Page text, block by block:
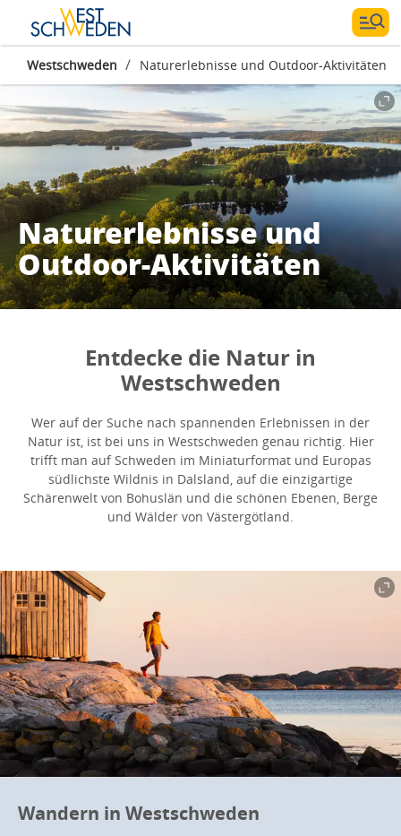
Westschweden / Naturerlebnisse und Outdoor-Aktivitäten
Naturerlebnisse und
Outdoor-Aktivitäten
Entdecke die Natur in
Westschweden
Wer auf der Suche nach spannenden Erlebnissen in der
Natur ist, ist bei uns in Westschweden genau richtig. Hier
trifft man auf Schweden im Miniaturformat und Europas
südlichste Wildnis in Dalsland, auf die einzigartige
Schärenwelt von Bohuslän und die schönen Ebenen, Berge
und Wälder von Västergötland.
Wandern in Westschweden